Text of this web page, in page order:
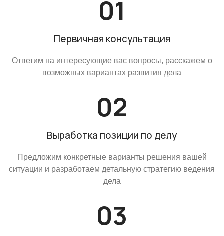
Первичная консультация
Ответим на интересующие вас вопросы, расскажем о
возможных вариантах развития дела
Выработка позиции по делу
Предложим конкретные варианты решения вашей
ситуации и разработаем детальную стратегию ведения
дела